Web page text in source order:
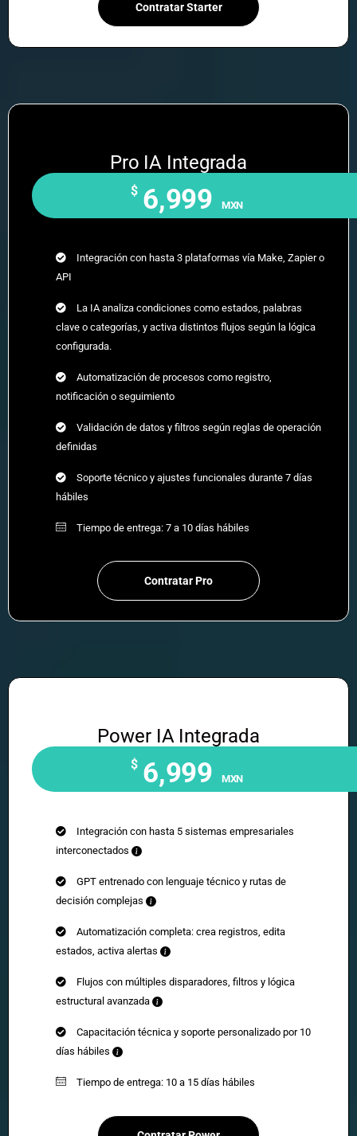
Contratar Starter
Pro IA Integrada
$ 6,999 MXN
Integración con hasta 3 plataformas vía Make, Zapier o
API
La IA analiza condiciones como estados, palabras
clave o categorías, y activa distintos flujos según la lógica
configurada.
Automatización de procesos como registro,
notificación o seguimiento
Validación de datos y filtros según reglas de operación
definidas
Soporte técnico y ajustes funcionales durante 7 días
hábiles
Tiempo de entrega: 7 a 10 días hábiles
Contratar Pro
Power IA Integrada
$ 6,999 MXN
Integración con hasta 5 sistemas empresariales
interconectados
GPT entrenado con lenguaje técnico y rutas de
decisión complejas
Automatización completa: crea registros, edita
estados, activa alertas
Flujos con múltiples disparadores, filtros y lógica
estructural avanzada
Capacitación técnica y soporte personalizado por 10
días hábiles
Tiempo de entrega: 10 a 15 días hábiles